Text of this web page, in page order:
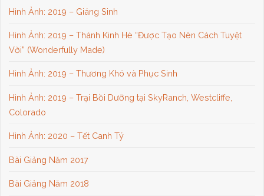
Hình Ảnh: 2019 – Giáng Sinh
Hình Ảnh: 2019 – Thánh Kinh Hè “Được Tạo Nên Cách Tuyệt
Vời” (Wonderfully Made)
Hình Ảnh: 2019 – Thương Khó và Phục Sinh
Hình Ảnh: 2019 – Trại Bồi Dưỡng tại SkyRanch, Westcliffe,
Colorado
Hình Ảnh: 2020 – Tết Canh Tý
Bài Giảng Năm 2017
Bài Giảng Năm 2018